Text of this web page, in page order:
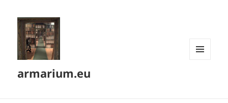
armarium.eu